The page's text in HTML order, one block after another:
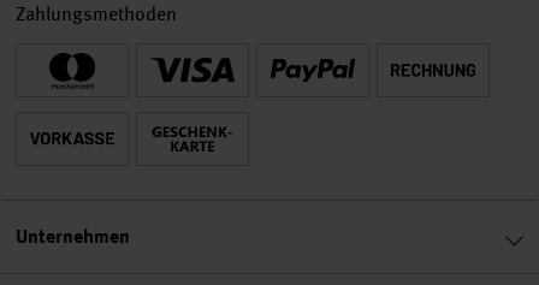
Zahlungsmethoden
Unternehmen